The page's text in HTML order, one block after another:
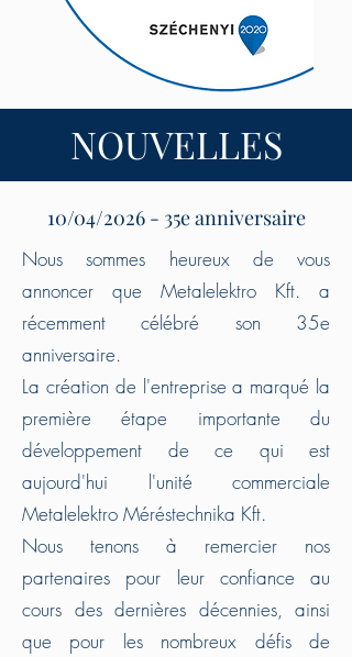
NOUVELLES
10/04/2026 - 35e anniversaire
Nous sommes heureux de vous
annoncer que Metalelektro Kft. a
récemment célébré son 35e
anniversaire.
La création de l'entreprise a marqué la
première étape importante du
développement de ce qui est
aujourd'hui l'unité commerciale
Metalelektro Méréstechnika Kft.
Nous tenons à remercier nos
partenaires pour leur confiance au
cours des dernières décennies, ainsi
que pour les nombreux défis de